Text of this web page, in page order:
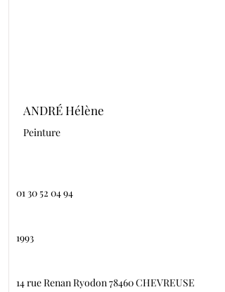
ANDRÉ Hélène
Peinture
01 30 52 04 94
1993
14 rue Renan Ryodon 78460 CHEVREUSE